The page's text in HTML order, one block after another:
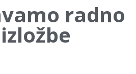
radno